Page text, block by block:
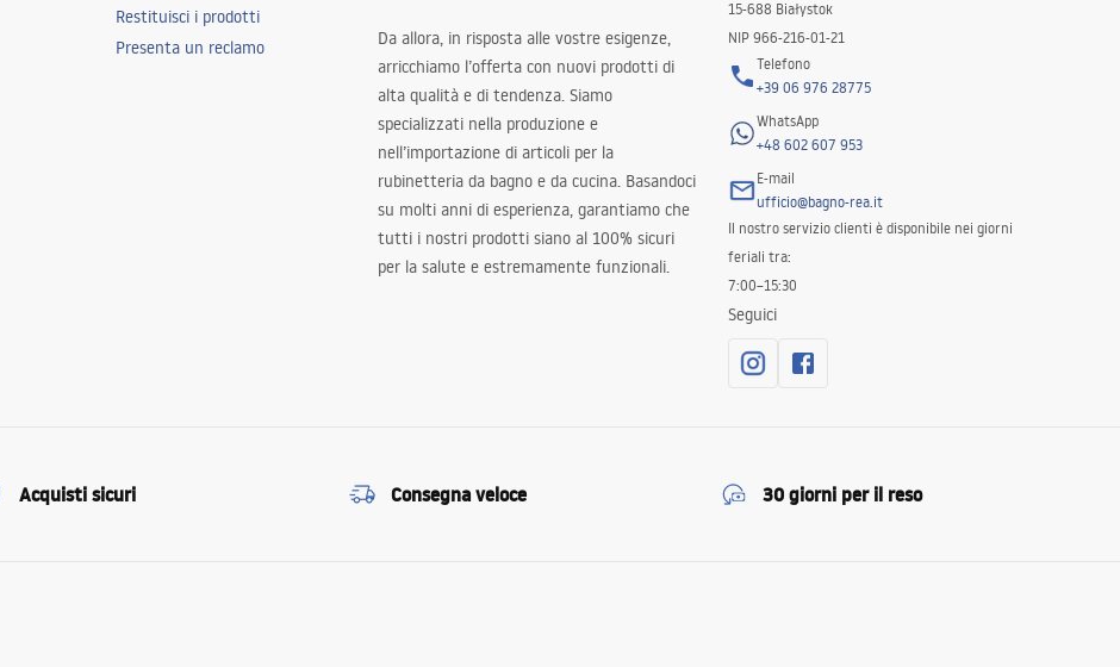
Restituisci i prodotti
Presenta un reclamo
Da allora, in risposta alle vostre esigenze,
arricchiamo l’offerta con nuovi prodotti di
alta qualità e di tendenza. Siamo
specializzati nella produzione e
nell’importazione di articoli per la
rubinetteria da bagno e da cucina. Basandoci
su molti anni di esperienza, garantiamo che
tutti i nostri prodotti siano al 100% sicuri
per la salute e estremamente funzionali.
15-688 Białystok
NIP 966-216-01-21
Telefono
+39 06 976 28775
WhatsApp
+48 602 607 953
E-mail
ufficio@bagno-rea.it
Il nostro servizio clienti è disponibile nei giorni
feriali tra:
7:00–15:30
Seguici
Acquisti sicuri Consegna veloce 30 giorni per il reso